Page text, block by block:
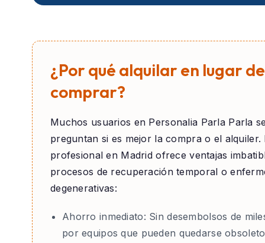
¿Por qué alquilar en lugar de
comprar?
Muchos usuarios en Personalia Parla Parla
preguntan si es mejor la compra o el alquiler.
profesional en Madrid ofrece ventajas
procesos de recuperación temporal o
degenerativas:
Ahorro inmediato: Sin desembolsos de
por equipos que pueden quedarse